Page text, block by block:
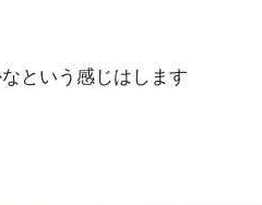
という感じはします